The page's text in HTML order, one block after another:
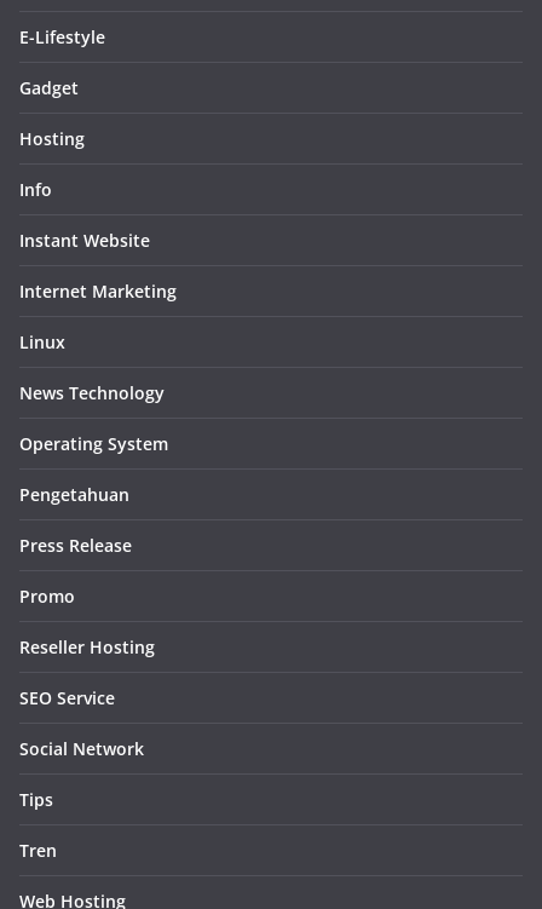
E-Lifestyle
Gadget
Hosting
Info
Instant Website
Internet Marketing
Linux
News Technology
Operating System
Pengetahuan
Press Release
Promo
Reseller Hosting
SEO Service
Social Network
Tips
Tren
Web Hosting